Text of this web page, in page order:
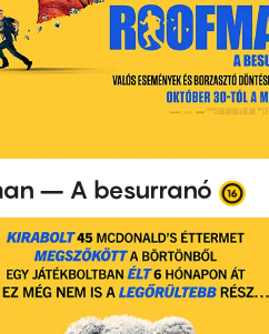
– A besurranó